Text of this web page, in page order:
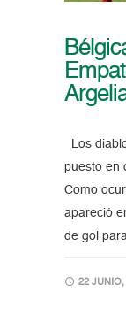
Los
puesto en
Como
apareció
de gol
22 JUNIO,